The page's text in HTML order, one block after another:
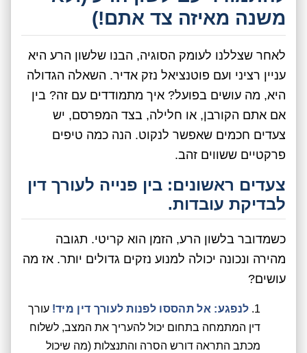
משנה מאיזה צד אתם!)
לאחר שצללנו לעומק הסוגיה, הבנו שלשון הרע היא
עניין רציני ועם פוטנציאל נזק אדיר. השאלה הגדולה
היא, מה עושים בפועל? איך מתמודדים עם זה? בין
אם אתם הקורבן, או חלילה, בצד המפרסם, יש
צעדים חכמים שאפשר לנקוט. הנה כמה טיפים
פרקטיים ששווים זהב.
צעדים ראשונים: בין פנייה לעורך דין
לבדיקת עובדות.
כשמדובר בלשון הרע, הזמן הוא קריטי. תגובה
מהירה ונכונה יכולה למנוע נזקים גדולים יותר. אז מה
עושים?
לנפגע: אל תהססו לפנות לעורך דין מיד! עורך
דין המתמחה בתחום יכול להעריך את המצב, לשלוח
מכתב התראה דורש הסרה והתנצלות (מה שיכול